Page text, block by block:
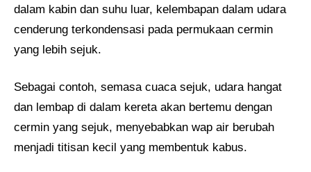
dalam kabin dan suhu luar, kelembapan dalam udara
cenderung terkondensasi pada permukaan cermin
yang lebih sejuk.
Sebagai contoh, semasa cuaca sejuk, udara hangat
dan lembap di dalam kereta akan bertemu dengan
cermin yang sejuk, menyebabkan wap air berubah
menjadi titisan kecil yang membentuk kabus.